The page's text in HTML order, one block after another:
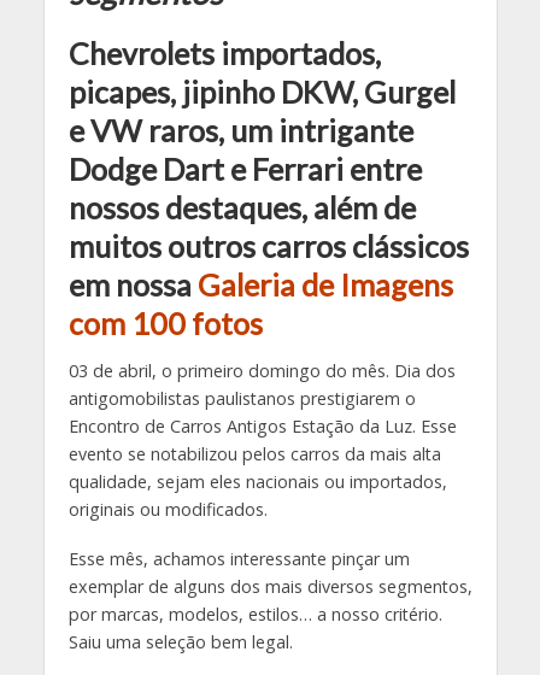
Chevrolets importados,
picapes, jipinho DKW, Gurgel
e VW raros, um intrigante
Dodge Dart e Ferrari entre
nossos destaques, além de
muitos outros carros clássicos
em nossa Galeria de Imagens
com 100 fotos
03 de abril, o primeiro domingo do mês. Dia dos
antigomobilistas paulistanos prestigiarem o
Encontro de Carros Antigos Estação da Luz. Esse
evento se notabilizou pelos carros da mais alta
qualidade, sejam eles nacionais ou importados,
originais ou modificados.
Esse mês, achamos interessante pinçar um
exemplar de alguns dos mais diversos segmentos,
por marcas, modelos, estilos… a nosso critério.
Saiu uma seleção bem legal.